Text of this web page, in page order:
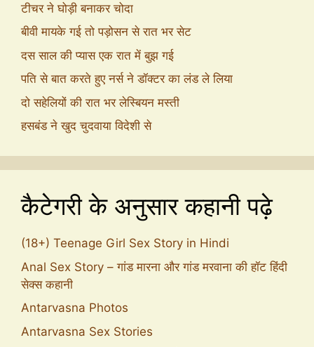
टीचर ने घोड़ी बनाकर चोदा
बीवी मायके गई तो पड़ोसन से रात भर सेट
दस साल की प्यास एक रात में बुझ गई
पति से बात करते हुए नर्स ने डॉक्टर का लंड ले लिया
दो सहेलियों की रात भर लेस्बियन मस्ती
हसबंड ने खुद चुदवाया विदेशी से
कैटेगरी के अनुसार कहानी पढ़े
(18+) Teenage Girl Sex Story in Hindi
Anal Sex Story – गांड मारना और गांड मरवाना की हॉट हिंदी
सेक्स कहानी
Antarvasna Photos
Antarvasna Sex Stories